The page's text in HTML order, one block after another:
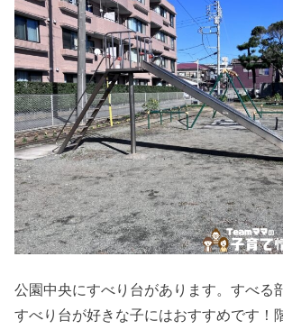
公園中央にすべり台があります。すべる
すべり台が好きな子にはおすすめです！